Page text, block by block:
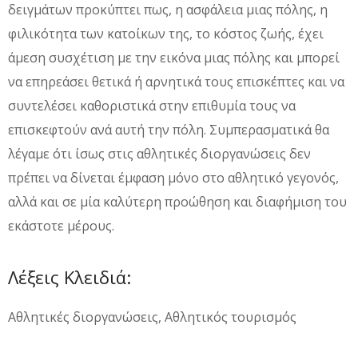
δειγμάτων προκύπτει πως, η ασφάλεια μιας πόλης, η
φιλικότητα των κατοίκων της, το κόστος ζωής, έχει
άμεση συσχέτιση με την εικόνα μιας πόλης και μπορεί
να επηρεάσει θετικά ή αρνητικά τους επισκέπτες και να
συντελέσει καθοριστικά στην επιθυμία τους να
επισκεφτούν ανά αυτή την πόλη. Συμπερασματικά θα
λέγαμε ότι ίσως στις αθλητικές διοργανώσεις δεν
πρέπει να δίνεται έμφαση μόνο στο αθλητικό γεγονός,
αλλά και σε μία καλύτερη προώθηση και διαφήμιση του
εκάστοτε μέρους.
Λέξεις Κλειδιά:
Αθλητικές διοργανώσεις, Αθλητικός τουρισμός